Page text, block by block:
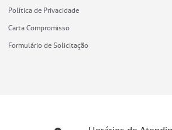
Política de Privacidade
Carta Compromisso
Formulário de Solicitação